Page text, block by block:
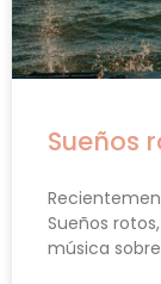
Sueños
Sueños
música